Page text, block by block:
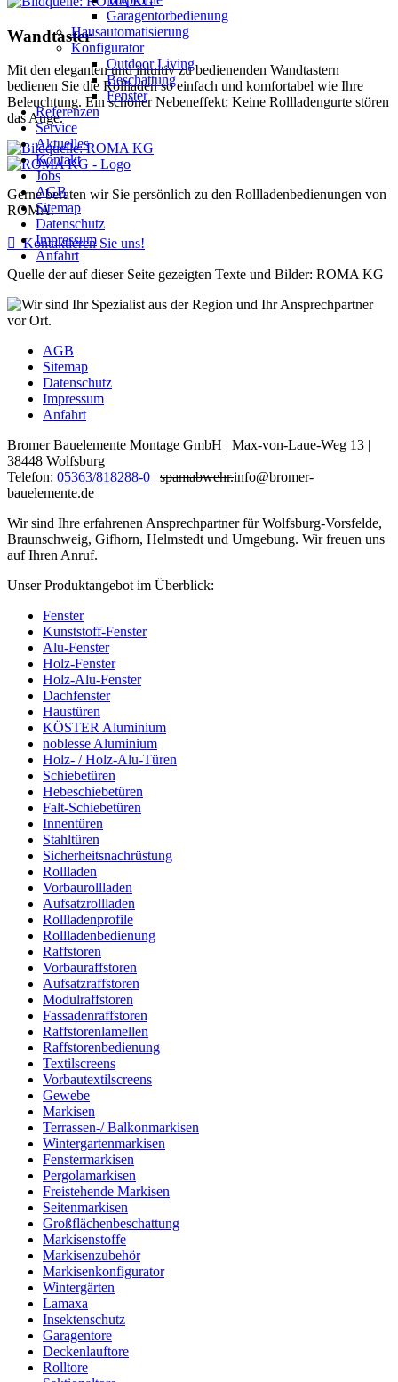
Garagentorbedienung
Hausautomatisierung
Konfigurator
Outdoor Living
Beschattung
Fenster
Referenzen
Service
Aktuelles
Kontakt
Jobs
AGB
Sitemap
Datenschutz
Impressum
Anfahrt
Wandtaster
Mit den eleganten und intuitiv zu bedienenden Wandtastern
bedienen Sie die Rollladen so einfach und komfortabel wie Ihre
Beleuchtung. Ein schöner Nebeneffekt: Keine Rollladengurte stören
das Auge.
Gerne beraten wir Sie persönlich zu den Rollladenbedienungen von
ROMA.
 Kontaktieren Sie uns!
Quelle der auf dieser Seite gezeigten Texte und Bilder: ROMA KG
AGB
Sitemap
Datenschutz
Impressum
Anfahrt
Bromer Bauelemente Montage GmbH | Max-von-Laue-Weg 13 |
38448 Wolfsburg
Telefon: 05363/818288-0 | spamabwehr.info@bromer-
bauelemente.de
Wir sind Ihre erfahrenen Ansprechpartner für Wolfsburg-Vorsfelde,
Braunschweig, Gifhorn, Helmstedt und Umgebung. Wir freuen uns
auf Ihren Anruf.
Unser Produktangebot im Überblick:
Fenster
Kunststoff-Fenster
Alu-Fenster
Holz-Fenster
Holz-Alu-Fenster
Dachfenster
Haustüren
KÖSTER Aluminium
noblesse Aluminium
Holz- / Holz-Alu-Türen
Schiebetüren
Hebeschiebetüren
Falt-Schiebetüren
Innentüren
Stahltüren
Sicherheitsnachrüstung
Rollladen
Vorbaurollladen
Aufsatzrollladen
Rollladenprofile
Rollladenbedienung
Raffstoren
Vorbauraffstoren
Aufsatzraffstoren
Modulraffstoren
Fassadenraffstoren
Raffstorenlamellen
Raffstorenbedienung
Textilscreens
Vorbautextilscreens
Gewebe
Markisen
Terrassen-/ Balkonmarkisen
Wintergartenmarkisen
Fenstermarkisen
Pergolamarkisen
Freistehende Markisen
Seitenmarkisen
Großflächenbeschattung
Markisenstoffe
Markisenzubehör
Markisenkonfigurator
Wintergärten
Lamaxa
Insektenschutz
Garagentore
Deckenlauftore
Rolltore